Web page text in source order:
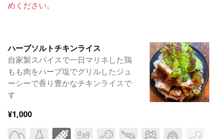
めください。
ハーブソルトチキンライス
自家製スパイスで一日マリネした鶏
もも肉をハーブ塩でグリルしたジュ
ーシーで香り豊かなチキンライスで
す
¥1,000